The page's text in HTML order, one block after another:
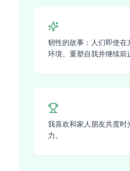
韧性的故事：人们即使
环境、重塑自我并继续前
我喜欢和家人朋友共度
力。